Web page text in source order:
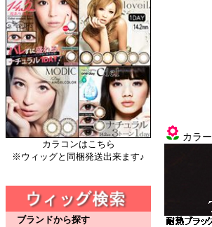
カラコンはこちら
※ウィッグと同梱発送出来ます♪
ブランドから探す
カラー